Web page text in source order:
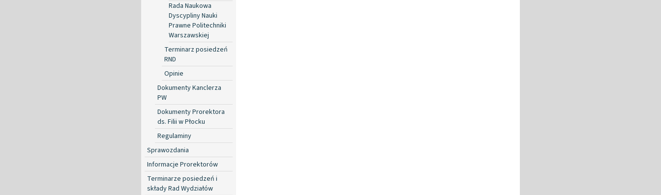
Rada Naukowa
Dyscypliny Nauki
Prawne Politechniki
Warszawskiej
Terminarz posiedzeń
RND
Opinie
Dokumenty Kanclerza
PW
Dokumenty Prorektora
ds. Filii w Płocku
Regulaminy
Sprawozdania
Informacje Prorektorów
Terminarze posiedzeń i
składy Rad Wydziałów